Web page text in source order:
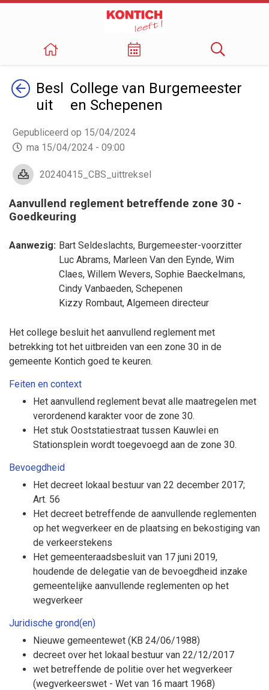
TerugBesl
uit
College van Burgemeester
en Schepenen
Gepubliceerd op 15/04/2024
ma 15/04/2024 - 09:00
20240415_CBS_uittreksel
Aanvullend reglement betreffende zone 30 -
Goedkeuring
Aanwezig: Bart Seldeslachts, Burgemeester-voorzitter
Luc Abrams, Marleen Van den Eynde, Wim
Claes, Willem Wevers, Sophie Baeckelmans,
Cindy Vanbaeden, Schepenen
Kizzy Rombaut, Algemeen directeur
Het college besluit het aanvullend reglement met
betrekking tot het uitbreiden van een zone 30 in de
gemeente Kontich goed te keuren.
Feiten en context
Het aanvullend reglement bevat alle maatregelen met
verordenend karakter voor de zone 30.
Het stuk Ooststatiestraat tussen Kauwlei en
Stationsplein wordt toegevoegd aan de zone 30.
Bevoegdheid
Het decreet lokaal bestuur van 22 december 2017;
Art. 56
Het decreet betreffende de aanvullende reglementen
op het wegverkeer en de plaatsing en bekostiging van
de verkeerstekens
Het gemeenteraadsbesluit van 17 juni 2019,
houdende de delegatie van de bevoegdheid inzake
gemeentelijke aanvullende reglementen op het
wegverkeer
Juridische grond(en)
Nieuwe gemeentewet (KB 24/06/1988)
decreet over het lokaal bestuur van 22/12/2017
wet betreffende de politie over het wegverkeer
(wegverkeerswet - Wet van 16 maart 1968)